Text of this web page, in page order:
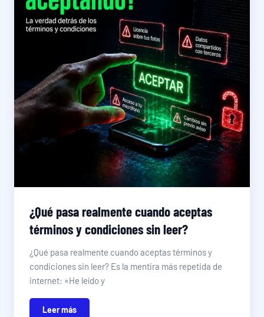
¿Qué pasa realmente cuando aceptas
términos y condiciones sin leer?
¿Qué pasa realmente cuando aceptas términos y
condiciones sin leer? Es la mentira más repetida de
internet: «He leído y
Leer más